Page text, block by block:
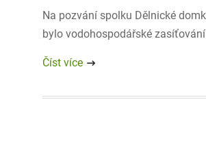
Na pozvání spolku Dělnické
bylo vodohospodářské
Číst více